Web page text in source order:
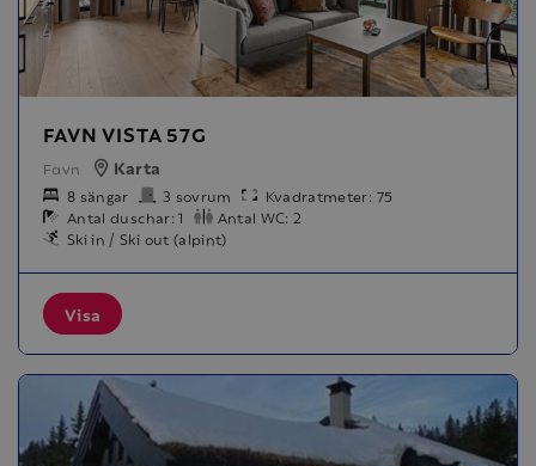
FAVN VISTA 57G
Favn Karta
8 sängar 3 sovrum
Kvadratmeter: 75
Antal duschar: 1
Antal WC: 2
Ski in / Ski out (alpint)
Visa